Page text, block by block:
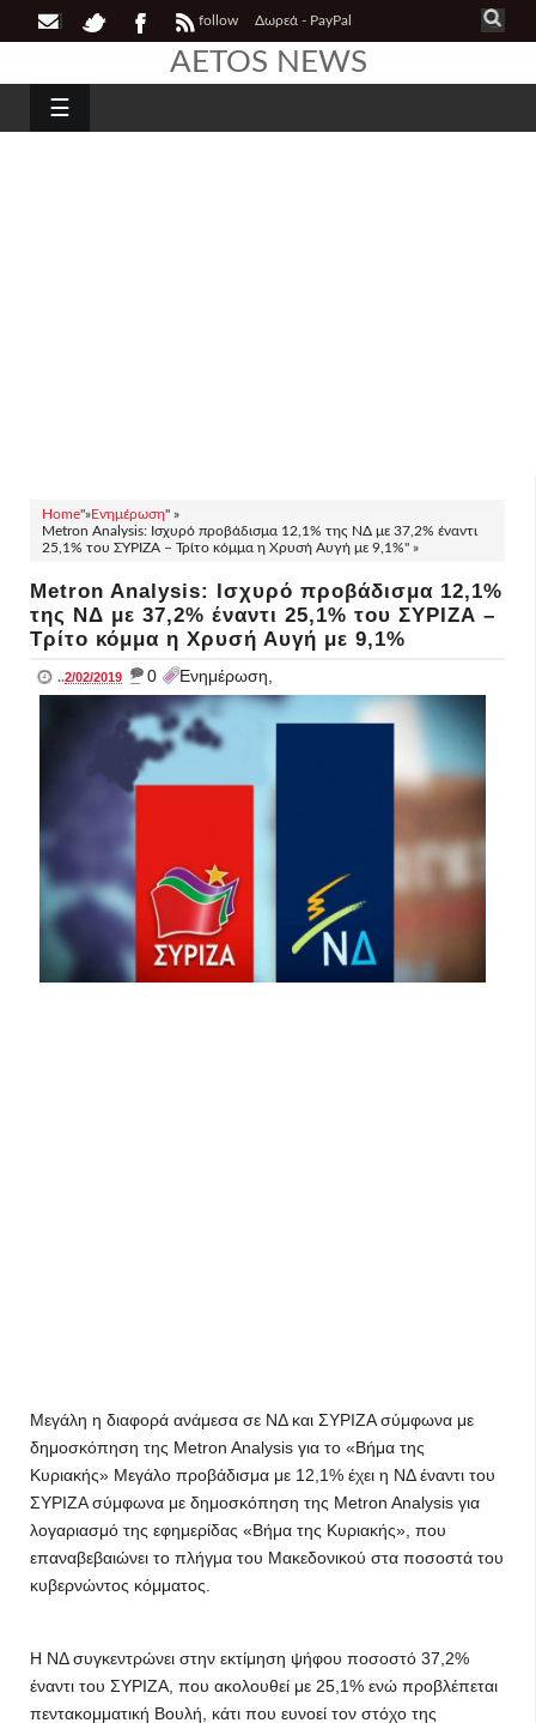
follow Δωρεά - PayPal
AETOS NEWS
☰
Home"»Ενημέρωση" »
Metron Analysis: Ισχυρό προβάδισμα 12,1% της ΝΔ με 37,2% έναντι
25,1% του ΣΥΡΙΖΑ – Τρίτο κόμμα η Χρυσή Αυγή με 9,1%" »
Metron Analysis: Ισχυρό προβάδισμα 12,1%
της ΝΔ με 37,2% έναντι 25,1% του ΣΥΡΙΖΑ –
Τρίτο κόμμα η Χρυσή Αυγή με 9,1%
..2/02/2019 _ 0 Ενημέρωση,
Μεγάλη η διαφορά ανάμεσα σε ΝΔ και ΣΥΡΙΖΑ σύμφωνα με
δημοσκόπηση της Metron Analysis για το «Βήμα της
Κυριακής» Μεγάλο προβάδισμα με 12,1% έχει η ΝΔ έναντι του
ΣΥΡΙΖΑ σύμφωνα με δημοσκόπηση της Metron Analysis για
λογαριασμό της εφημερίδας «Βήμα της Κυριακής», που
επαναβεβαιώνει το πλήγμα του Μακεδονικού στα ποσοστά του
κυβερνώντος κόμματος.
Η ΝΔ συγκεντρώνει στην εκτίμηση ψήφου ποσοστό 37,2%
έναντι του ΣΥΡΙΖΑ, που ακολουθεί με 25,1% ενώ προβλέπεται
πεντακομματική Βουλή, κάτι που ευνοεί τον στόχο της